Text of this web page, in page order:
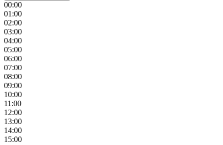
00:00
01:00
02:00
03:00
04:00
05:00
06:00
07:00
08:00
09:00
10:00
11:00
12:00
13:00
14:00
15:00